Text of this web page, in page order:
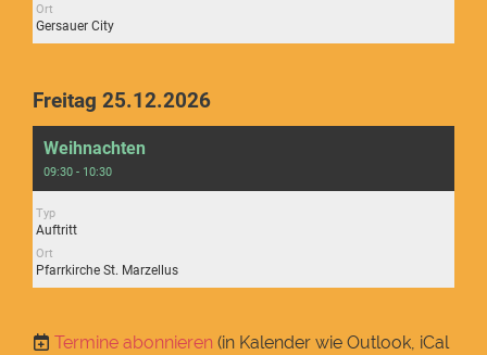
Ort
Gersauer City
Freitag 25.12.2026
Weihnachten
09:30 - 10:30
Typ
Auftritt
Ort
Pfarrkirche St. Marzellus
Termine abonnieren (in Kalender wie Outlook, iCal